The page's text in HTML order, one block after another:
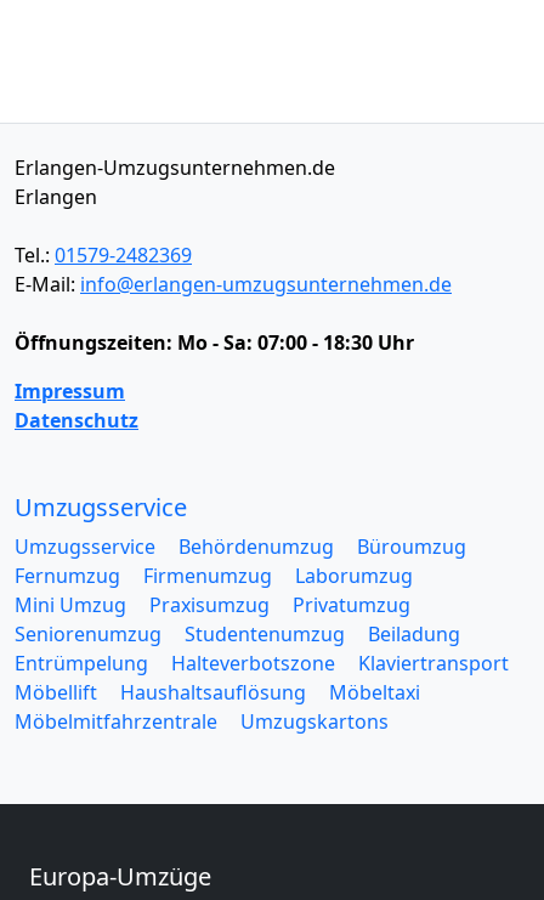
Erlangen-Umzugsunternehmen.de
Erlangen
Tel.: 01579-2482369
E-Mail: info@erlangen-umzugsunternehmen.de
Öffnungszeiten: Mo - Sa: 07:00 - 18:30 Uhr
Impressum
Datenschutz
Umzugsservice
Umzugsservice Behördenumzug
Büroumzug
Fernumzug
Firmenumzug
Laborumzug
Mini Umzug
Praxisumzug
Privatumzug
Seniorenumzug
Studentenumzug
Beiladung
Entrümpelung
Halteverbotszone
Klaviertransport
Möbellift
Haushaltsauflösung
Möbeltaxi
Möbelmitfahrzentrale
Umzugskartons
Europa-Umzüge